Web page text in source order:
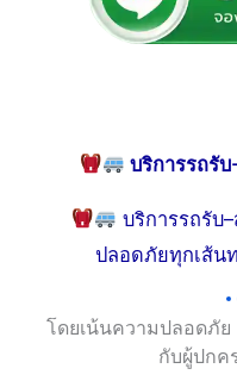
บริการรถรั
บริการรถรับ
ปลอดภัยทุกเส้น
โดยเน้นความปลอดภัย
กับผู้ปกค